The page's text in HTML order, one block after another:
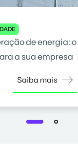
de energia:
a sua empresa
Saiba mais